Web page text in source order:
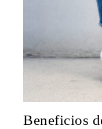
Beneficios